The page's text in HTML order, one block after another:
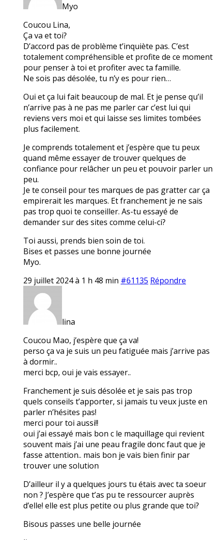
Myo
Coucou Lina,
Ça va et toi?
D’accord pas de problème t’inquiète pas. C’est
totalement compréhensible et profite de ce moment
pour penser à toi et profiter avec ta famille.
Ne sois pas désolée, tu n’y es pour rien…
Oui et ça lui fait beaucoup de mal. Et je pense qu’il
n’arrive pas à ne pas me parler car c’est lui qui
reviens vers moi et qui laisse ses limites tombées
plus facilement.
Je comprends totalement et j’espère que tu peux
quand même essayer de trouver quelques de
confiance pour relâcher un peu et pouvoir parler un
peu.
Je te conseil pour tes marques de pas gratter car ça
empirerait les marques. Et franchement je ne sais
pas trop quoi te conseiller. As-tu essayé de
demander sur des sites comme celui-ci?
Toi aussi, prends bien soin de toi.
Bises et passes une bonne journée
Myo.
29 juillet 2024 à 1 h 48 min #61135 Répondre
lina
Coucou Mao, j’espère que ça va!
perso ça va je suis un peu fatiguée mais j’arrive pas
à dormir..
merci bcp, oui je vais essayer..
Franchement je suis désolée et je sais pas trop
quels conseils t’apporter, si jamais tu veux juste en
parler n’hésites pas!
merci pour toi aussi!!
oui j’ai essayé mais bon c le maquillage qui revient
souvent mais j’ai une peau fragile donc faut que je
fasse attention.. mais bon je vais bien finir par
trouver une solution
D’ailleur il y a quelques jours tu étais avec ta soeur
non ? J’espère que t’as pu te ressourcer auprès
d’elle! elle est plus petite ou plus grande que toi?
Bisous passes une belle journée